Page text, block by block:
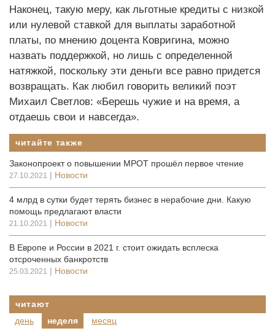
Наконец, такую меру, как льготные кредиты с низкой
или нулевой ставкой для выплаты заработной
платы, по мнению доцента Ковригина, можно
назвать поддержкой, но лишь с определенной
натяжкой, поскольку эти деньги все равно придется
возвращать. Как любил говорить великий поэт
Михаил Светлов: «Берешь чужие и на время, а
отдаешь свои и навсегда».
читайте также
Законопроект о повышении МРОТ прошёл первое чтение
27.10.2021 | Новости
4 млрд в сутки будет терять бизнес в нерабочие дни. Какую
помощь предлагают власти
21.10.2021 | Новости
В Европе и России в 2021 г. стоит ожидать всплеска
отсроченных банкротств
25.03.2021 | Новости
читают
день
неделя месяц